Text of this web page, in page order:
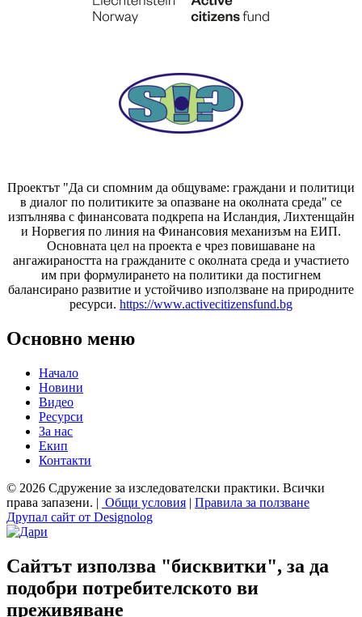
Проектът "Да си спомним да общуваме: граждани и политици
в диалог по политиките за опазване на околната среда" се
изпълнява с финансовата подкрепа на Исландия, Лихтенщайн
и Норвегия по линия на Финансовия механизъм на ЕИП.
Основната цел на проекта е чрез повишаване на
ангажираността на гражданите с околната среда и участието
им при формулирането на политики да постигнем
балансирано развитие и устойчиво използване на природните
ресурси. https://www.activecitizensfund.bg
Основно меню
Начало
Новини
Видео
Ресурси
За нас
Екип
Контакти
© 2026 Сдружение за изследователски практики. Всички
права запазени. | Общи условия | Правила за ползване
Друпал сайт от Designolog
Сайтът използва "бисквитки", за да
подобри потребителското ви
преживяване